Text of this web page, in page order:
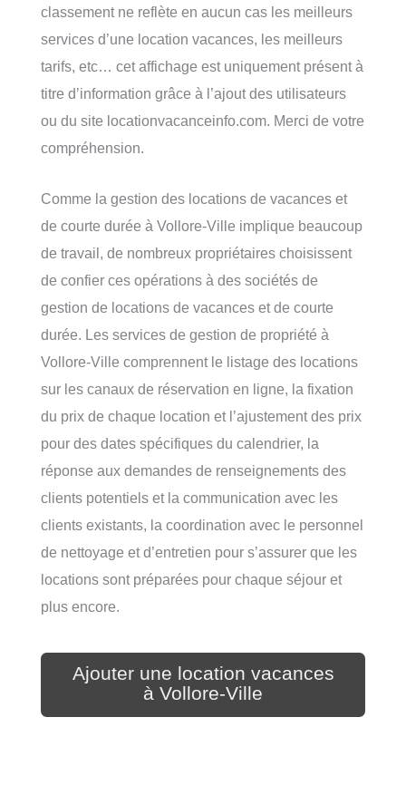
classement ne reflète en aucun cas les meilleurs
services d’une location vacances, les meilleurs
tarifs, etc… cet affichage est uniquement présent à
titre d’information grâce à l’ajout des utilisateurs
ou du site locationvacanceinfo.com. Merci de votre
compréhension.
Comme la gestion des locations de vacances et
de courte durée à Vollore-Ville implique beaucoup
de travail, de nombreux propriétaires choisissent
de confier ces opérations à des sociétés de
gestion de locations de vacances et de courte
durée. Les services de gestion de propriété à
Vollore-Ville comprennent le listage des locations
sur les canaux de réservation en ligne, la fixation
du prix de chaque location et l’ajustement des prix
pour des dates spécifiques du calendrier, la
réponse aux demandes de renseignements des
clients potentiels et la communication avec les
clients existants, la coordination avec le personnel
de nettoyage et d’entretien pour s’assurer que les
locations sont préparées pour chaque séjour et
plus encore.
Ajouter une location vacances
à Vollore-Ville